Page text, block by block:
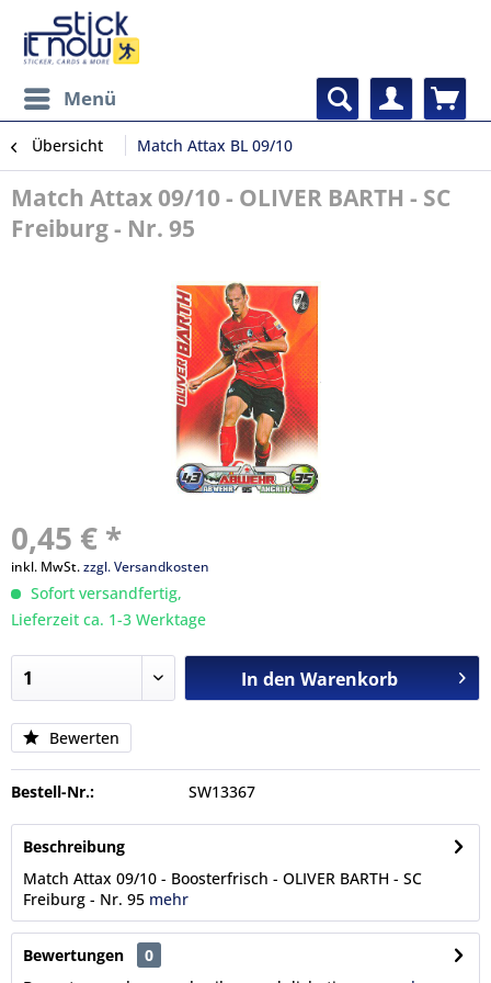
Menü
Übersicht Match Attax BL 09/10
Match Attax 09/10 - OLIVER BARTH - SC
Freiburg - Nr. 95
0,45 € *
inkl. MwSt.zzgl. Versandkosten
Sofort versandfertig,
Lieferzeit ca. 1-3 Werktage
In den Warenkorb
Bewerten
Bestell-Nr.: SW13367
Beschreibung
Match Attax 09/10 - Boosterfrisch - OLIVER BARTH - SC
Freiburg - Nr. 95 mehr
Bewertungen
0